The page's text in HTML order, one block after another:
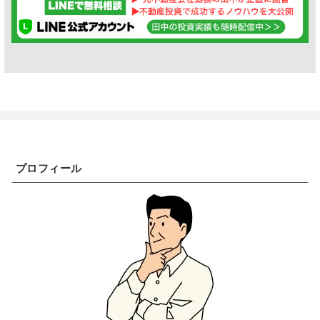
プロフィール